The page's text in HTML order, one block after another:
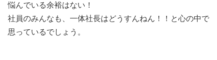
悩んでいる余裕はない！
社員のみんなも、一体社長はどうすんねん！！と心の中で
思っているでしょう。